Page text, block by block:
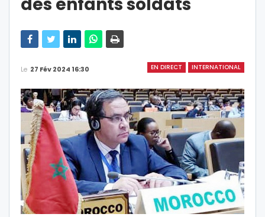
EN DIRECT INTERNATIONAL
Le 27 Fév 2024 16:30